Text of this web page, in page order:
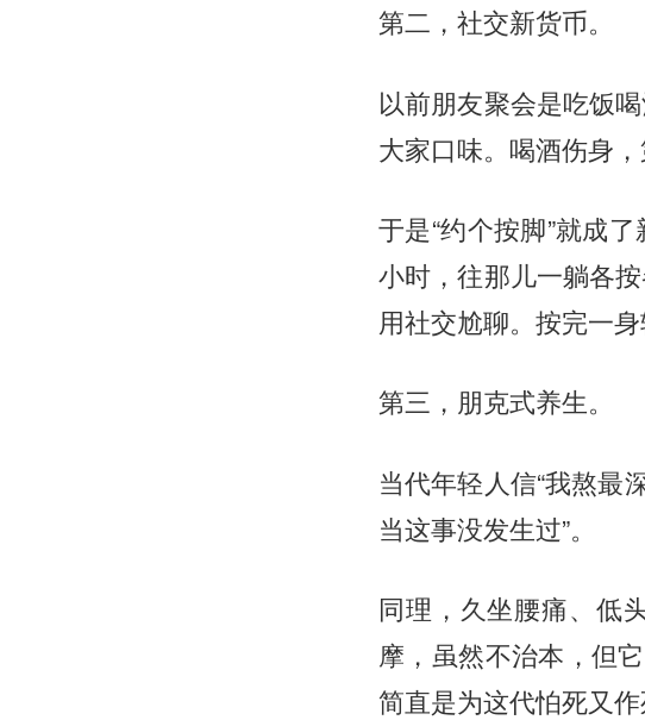
第二， 社交新货币。
以前朋友聚会是吃饭
大家口味。喝酒伤身
于是“约个按脚”就成
小时，往那儿一躺各
用社交尬聊。按完一身
第三， 朋克式养生。
当代年轻人信“我熬最
当这事没发生过”。
同理，久坐腰痛、低
摩，虽然不治本，但
简直是为这代怕死又作